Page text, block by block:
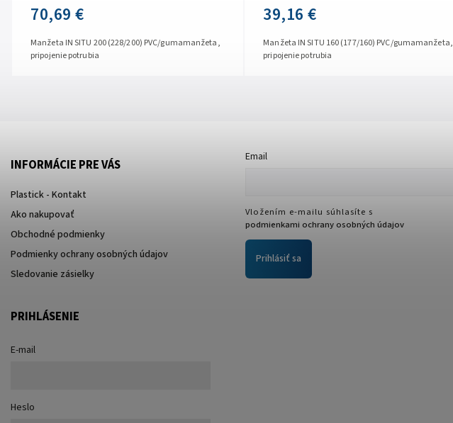
70,69 €
Manžeta IN SITU 200 (228/200) PVC/gumamanžeta,
pripojenie potrubia
39,16 €
Manžeta IN SITU 160 (177/160) PVC/gumamanžeta,
pripojenie potrubia
INFORMÁCIE PRE VÁS
Plastick - Kontakt
Ako nakupovať
Obchodné podmienky
Podmienky ochrany osobných údajov
Sledovanie zásielky
Email
Vložením e-mailu súhlasíte s
podmienkami ochrany osobných údajov
Prihlásiť sa
PRIHLÁSENIE
E-mail
Heslo